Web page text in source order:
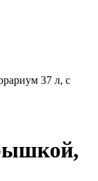
37 л, с